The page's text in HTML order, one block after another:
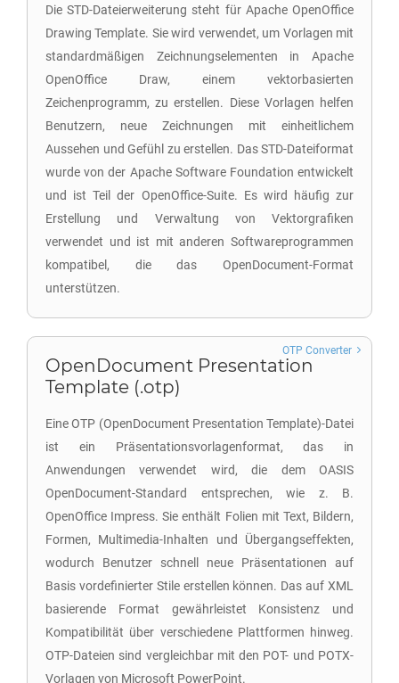
Die STD-Dateierweiterung steht für Apache OpenOffice
Drawing Template. Sie wird verwendet, um Vorlagen mit
standardmäßigen Zeichnungselementen in Apache
OpenOffice Draw, einem vektorbasierten
Zeichenprogramm, zu erstellen. Diese Vorlagen helfen
Benutzern, neue Zeichnungen mit einheitlichem
Aussehen und Gefühl zu erstellen. Das STD-Dateiformat
wurde von der Apache Software Foundation entwickelt
und ist Teil der OpenOffice-Suite. Es wird häufig zur
Erstellung und Verwaltung von Vektorgrafiken
verwendet und ist mit anderen Softwareprogrammen
kompatibel, die das OpenDocument-Format
unterstützen.
OpenDocument Presentation
Template (.otp)
Eine OTP (OpenDocument Presentation Template)-Datei
ist ein Präsentationsvorlagenformat, das in
Anwendungen verwendet wird, die dem OASIS
OpenDocument-Standard entsprechen, wie z. B.
OpenOffice Impress. Sie enthält Folien mit Text, Bildern,
Formen, Multimedia-Inhalten und Übergangseffekten,
wodurch Benutzer schnell neue Präsentationen auf
Basis vordefinierter Stile erstellen können. Das auf XML
basierende Format gewährleistet Konsistenz und
Kompatibilität über verschiedene Plattformen hinweg.
OTP-Dateien sind vergleichbar mit den POT- und POTX-
Vorlagen von Microsoft PowerPoint.
OTP Converter